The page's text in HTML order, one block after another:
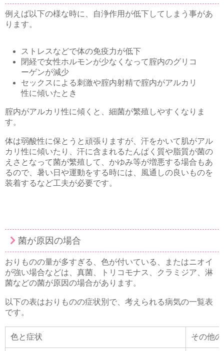
例えば以下の様な時に、自浄作用が低下してしまう事があ
ります。
ストレスなどで体の免疫力が低下
閉経で女性ホルモンが少なくなって腟内のグリコ
ーゲンが減少
セックスによる刺激や腟内射精で腟内がアルカリ
性に傾いたとき
腟内がアルカリ性に傾くと、細菌が繁殖しやすくなりま
す。
体は弱酸性に保とうと頑張りますが、汗をかいて肌がアル
カリ性に傾いたり、汗に含まれるたんぱく質や脂質が菌の
えさとなって菌が繁殖して、かゆみ等が増悪する場合もあ
るので、暑い日や運動をする時には、風通しの良いものを
装着するなど工夫が必要です。
菌が原因の場合
おりものの量が多すぎる、色が付いている、またはニオイ
が強い場合などは、真菌、トリコモナス、クラミジア、淋
菌などの菌が原因の場合があります。
以下の表はおりものの症状別で、考えられる病気の一覧表
です。
色と症状 その他